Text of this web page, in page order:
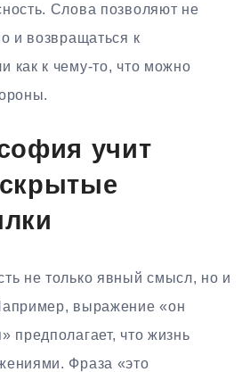
Слова позволяют не
и возвращаться к
как к чему-то, что можно
учит
не только явный смысл, но и
выражение «он
предполагает, что жизнь
Фраза «это